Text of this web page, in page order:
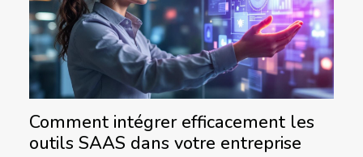
Comment intégrer efficacement les
outils SAAS dans votre entreprise